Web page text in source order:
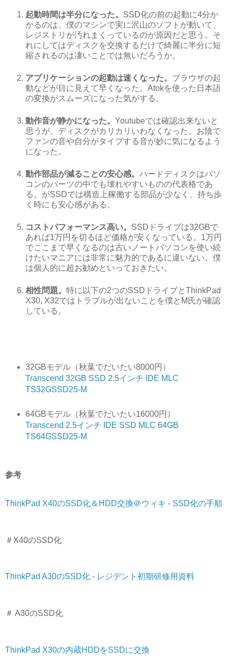
起動時間は半分になった。 SSD化の前の起動に4分か
かるのは、僕のマシンで実に沢山のソフトが動いて、
レジストリが汚れまくっているのが原因だと思う。そ
れにしてはディスクを交換するだけで綺麗に半分に短
縮されるのは凄いことでは無いだろうか。
アプリケーションの起動は速くなった。 ブラウザの起
動などが目に見えて早くなった。Atokを使った日本語
の変換がスムーズになった気がする。
動作音が静かになった。 Youtubeでは確認出来ないと
思うが、ディスクがカリカリいわなくなった。お陰で
ファンの音や自分がタイプする音が妙に気になるよう
になった。
動作部品が減ることの安心感。 ハードディスクはパソ
コンのパーツの中でも壊れやすいものの代表格であ
る。がSSDでは構造上稼働する部品が少なく、持ち歩
く時にも安心感がある。
コストパフォーマンス高い。 SSDドライブは32GBで
あれば1万円を切るほど価格が安くなっている。1万円
でここまで早くなるのは古いノートパソコンを使い続
けたいマニアには非常に魅力的であるに違いない。僕
は個人的に超お勧めといっておきたい。
相性問題。 特に以下の2つのSSDドライブとThinkPad
X30, X32ではトラブルが出ないことを僕とM氏が確認
している。
32GBモデル（秋葉でだいたい8000円）
Transcend 32GB SSD 2.5インチ IDE MLC
TS32GSSD25-M
64GBモデル（秋葉でだいたい16000円）
Transcend 2.5インチ IDE SSD MLC 64GB
TS64GSSD25-M
参考
ThinkPad X40のSSD化＆HDD交換＠ウィキ - SSD化の手順
＃X40のSSD化
ThinkPad A30のSSD化 - レジデント初期研修用資料
＃ A30のSSD化
ThinkPad X30の内蔵HDDをSSDに交換